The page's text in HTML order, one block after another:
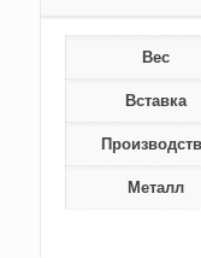
Вес
Вставка
Металл